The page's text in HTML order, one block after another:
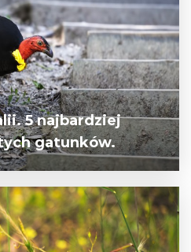
5 najbardziej
gatunków.